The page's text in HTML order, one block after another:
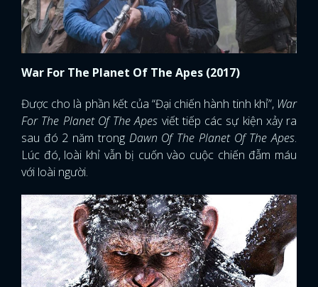
War For The Planet Of The Apes (2017)
Được cho là phần kết của “Đại chiến hành tinh khỉ”, War
For The Planet Of The Apes viết tiếp các sự kiện xảy ra
sau đó 2 năm trong Dawn Of The Planet Of The Apes.
Lúc đó, loài khỉ vẫn bị cuốn vào cuộc chiến đẫm máu
với loài người.